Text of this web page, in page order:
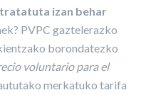
izan behar
PVPC gaztelerazko
borondatezko
voluntario para el
merkatuko tarifa